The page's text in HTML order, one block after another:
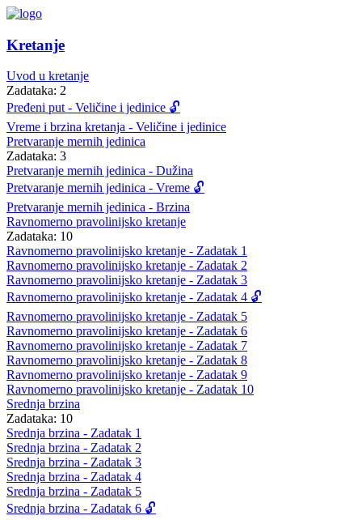
Kretanje
Uvod u kretanje
Zadataka: 2
Pređeni put - Veličine i jedinice 🔓
Vreme i brzina kretanja - Veličine i jedinice
Pretvaranje mernih jedinica
Zadataka: 3
Pretvaranje mernih jedinica - Dužina
Pretvaranje mernih jedinica - Vreme 🔓
Pretvaranje mernih jedinica - Brzina
Ravnomerno pravolinijsko kretanje
Zadataka: 10
Ravnomerno pravolinijsko kretanje - Zadatak 1
Ravnomerno pravolinijsko kretanje - Zadatak 2
Ravnomerno pravolinijsko kretanje - Zadatak 3
Ravnomerno pravolinijsko kretanje - Zadatak 4 🔓
Ravnomerno pravolinijsko kretanje - Zadatak 5
Ravnomerno pravolinijsko kretanje - Zadatak 6
Ravnomerno pravolinijsko kretanje - Zadatak 7
Ravnomerno pravolinijsko kretanje - Zadatak 8
Ravnomerno pravolinijsko kretanje - Zadatak 9
Ravnomerno pravolinijsko kretanje - Zadatak 10
Srednja brzina
Zadataka: 10
Srednja brzina - Zadatak 1
Srednja brzina - Zadatak 2
Srednja brzina - Zadatak 3
Srednja brzina - Zadatak 4
Srednja brzina - Zadatak 5
Srednja brzina - Zadatak 6 🔓